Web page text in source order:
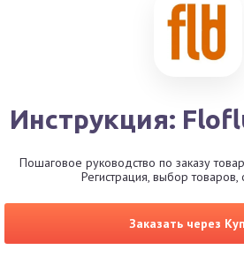
Инструкция:
Пошаговое руководство по заказу
Регистрация, выбор
Заказать через